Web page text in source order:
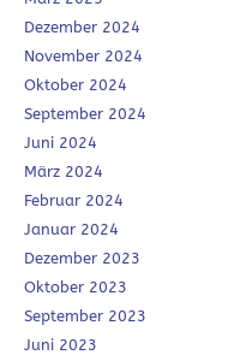
Dezember 2024
November 2024
Oktober 2024
September 2024
Juni 2024
März 2024
Februar 2024
Januar 2024
Dezember 2023
Oktober 2023
September 2023
Juni 2023